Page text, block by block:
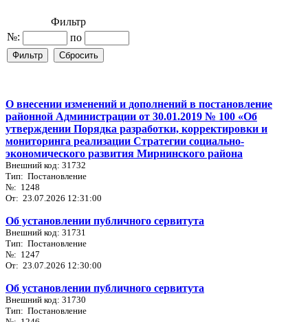
Фильтр
№:
по
О внесении изменений и дополнений в постановление
районной Администрации от 30.01.2019 № 100 «Об
утверждении Порядка разработки, корректировки и
мониторинга реализации Стратегии социально-
экономического развития Мирнинского района
Внешний код: 31732
Тип: Постановление
№: 1248
От: 23.07.2026 12:31:00
Об установлении публичного сервитута
Внешний код: 31731
Тип: Постановление
№: 1247
От: 23.07.2026 12:30:00
Об установлении публичного сервитута
Внешний код: 31730
Тип: Постановление